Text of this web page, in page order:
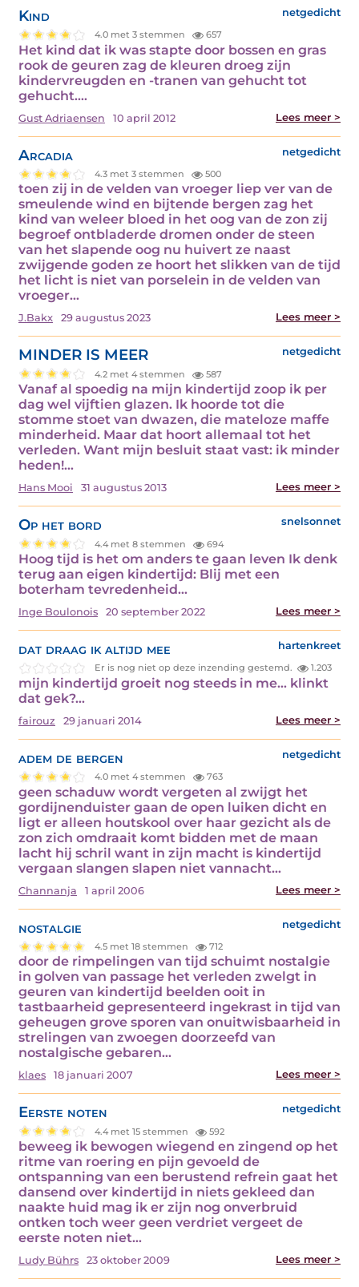
Kind netgedicht
4.0 met 3 stemmen 657
Het kind dat ik was stapte door bossen en gras
rook de geuren zag de kleuren droeg zijn
kindervreugden en -tranen van gehucht tot
gehucht.…
Gust Adriaensen 10 april 2012 Lees meer >
Arcadia netgedicht
4.3 met 3 stemmen 500
toen zij in de velden van vroeger liep ver van de
smeulende wind en bijtende bergen zag het
kind van weleer bloed in het oog van de zon zij
begroef ontbladerde dromen onder de steen
van het slapende oog nu huivert ze naast
zwijgende goden ze hoort het slikken van de tijd
het licht is niet van porselein in de velden van
vroeger…
J.Bakx 29 augustus 2023 Lees meer >
MINDER IS MEER netgedicht
4.2 met 4 stemmen 587
Vanaf al spoedig na mijn kindertijd zoop ik per
dag wel vijftien glazen. Ik hoorde tot die
stomme stoet van dwazen, die mateloze maffe
minderheid. Maar dat hoort allemaal tot het
verleden. Want mijn besluit staat vast: ik minder
heden!…
Hans Mooi 31 augustus 2013 Lees meer >
Op het bord snelsonnet
4.4 met 8 stemmen 694
Hoog tijd is het om anders te gaan leven Ik denk
terug aan eigen kindertijd: Blij met een
boterham tevredenheid…
Inge Boulonois 20 september 2022 Lees meer >
dat draag ik altijd mee hartenkreet
Er is nog niet op deze inzending gestemd. 1.203
mijn kindertijd groeit nog steeds in me… klinkt
dat gek?…
fairouz 29 januari 2014 Lees meer >
adem de bergen netgedicht
4.0 met 4 stemmen 763
geen schaduw wordt vergeten al zwijgt het
gordijnenduister gaan de open luiken dicht en
ligt er alleen houtskool over haar gezicht als de
zon zich omdraait komt bidden met de maan
lacht hij schril want in zijn macht is kindertijd
vergaan slangen slapen niet vannacht…
Channanja 1 april 2006 Lees meer >
nostalgie netgedicht
4.5 met 18 stemmen 712
door de rimpelingen van tijd schuimt nostalgie
in golven van passage het verleden zwelgt in
geuren van kindertijd beelden ooit in
tastbaarheid gepresenteerd ingekrast in tijd van
geheugen grove sporen van onuitwisbaarheid in
strelingen van zwoegen doorzeefd van
nostalgische gebaren…
klaes 18 januari 2007 Lees meer >
Eerste noten netgedicht
4.4 met 15 stemmen 592
beweeg ik bewogen wiegend en zingend op het
ritme van roering en pijn gevoeld de
ontspanning van een berustend refrein gaat het
dansend over kindertijd in niets gekleed dan
naakte huid mag ik er zijn nog onverbruid
ontken toch weer geen verdriet vergeet de
eerste noten niet…
Ludy Bührs 23 oktober 2009 Lees meer >